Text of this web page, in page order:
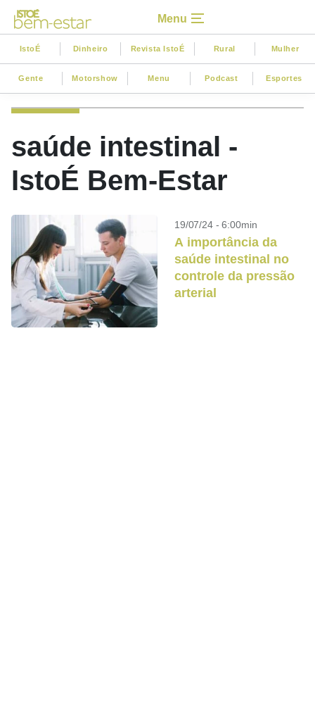
Menu
IstoÉ Dinheiro Revista IstoÉ Rural Mulher
Gente Motorshow Menu Podcast Esportes
saúde intestinal -
IstoÉ Bem-Estar
19/07/24 - 6:00min
A importância da
saúde intestinal no
controle da pressão
arterial